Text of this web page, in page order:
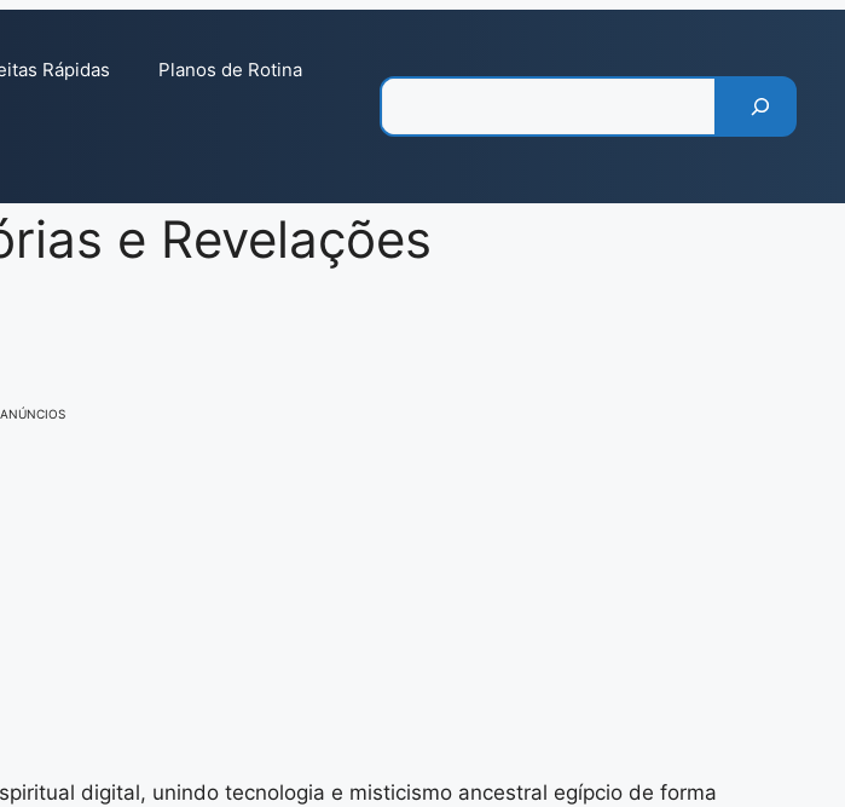
Rápidas Planos de Rotina
e Revelações
ANÚNCIOS
digital, unindo tecnologia e misticismo ancestral egípcio de forma